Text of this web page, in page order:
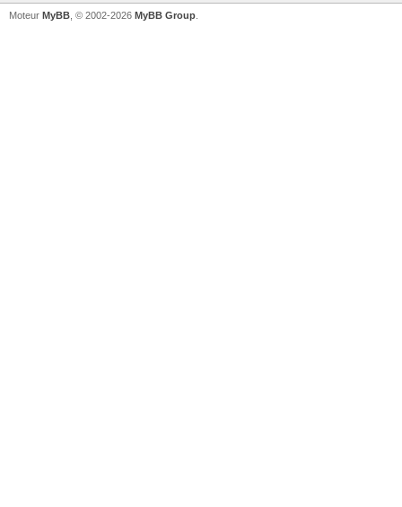
Moteur MyBB , © 2002-2026 MyBB Group